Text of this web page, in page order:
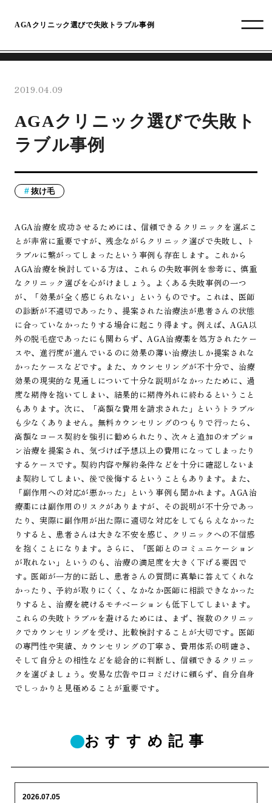
AGAクリニック選びで失敗トラブル事例
2019.04.09
AGAクリニック選びで失敗ト
ラブル事例
抜け毛
AGA治療を成功させるためには、信頼できるクリニックを選ぶこ
とが非常に重要ですが、残念ながらクリニック選びで失敗し、ト
ラブルに繋がってしまったという事例も存在します。これから
AGA治療を検討している方は、これらの失敗事例を参考に、慎重
なクリニック選びを心がけましょう。よくある失敗事例の一つ
が、「効果が全く感じられない」というものです。これは、医師
の診断が不適切であったり、提案された治療法が患者さんの状態
に合っていなかったりする場合に起こり得ます。例えば、AGA以
外の脱毛症であったにも関わらず、AGA治療薬を処方されたケー
スや、進行度が進んでいるのに効果の薄い治療法しか提案されな
かったケースなどです。また、カウンセリングが不十分で、治療
効果の現実的な見通しについて十分な説明がなかったために、過
度な期待を抱いてしまい、結果的に期待外れに終わるということ
もあります。次に、「高額な費用を請求された」というトラブル
も少なくありません。無料カウンセリングのつもりで行ったら、
高額なコース契約を強引に勧められたり、次々と追加のオプショ
ン治療を提案され、気づけば予想以上の費用になってしまったり
するケースです。契約内容や解約条件などを十分に確認しないま
ま契約してしまい、後で後悔するということもあります。また、
「副作用への対応が悪かった」という事例も聞かれます。AGA治
療薬には副作用のリスクがありますが、その説明が不十分であっ
たり、実際に副作用が出た際に適切な対応をしてもらえなかった
りすると、患者さんは大きな不安を感じ、クリニックへの不信感
を抱くことになります。さらに、「医師とのコミュニケーション
が取れない」というのも、治療の満足度を大きく下げる要因で
す。医師が一方的に話し、患者さんの質問に真摯に答えてくれな
かったり、予約が取りにくく、なかなか医師に相談できなかった
りすると、治療を続けるモチベーションも低下してしまいます。
これらの失敗トラブルを避けるためには、まず、複数のクリニッ
クでカウンセリングを受け、比較検討することが大切です。医師
の専門性や実績、カウンセリングの丁寧さ、費用体系の明確さ、
そして自分との相性などを総合的に判断し、信頼できるクリニッ
クを選びましょう。安易な広告や口コミだけに頼らず、自分自身
でしっかりと見極めることが重要です。
おすすめ記事
2026.07.05